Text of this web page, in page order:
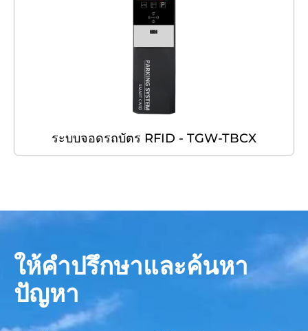
ระบบจอดรถบัตร RFID - TGW-TBCX
ให้คำปรึกษาและค้นหา
ปัญหา